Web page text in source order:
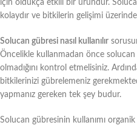
için oldukça etkili bir üründür.
kolaydır ve bitkilerin gelişimi
Solucan gübresi nasıl kullanılır
Öncelikle kullanmadan önce
olmadığını kontrol etmelisiniz.
bitkilerinizi gübrelemeniz
yapmanız gereken tek şey budur.
Solucan gübresinin kullanımı